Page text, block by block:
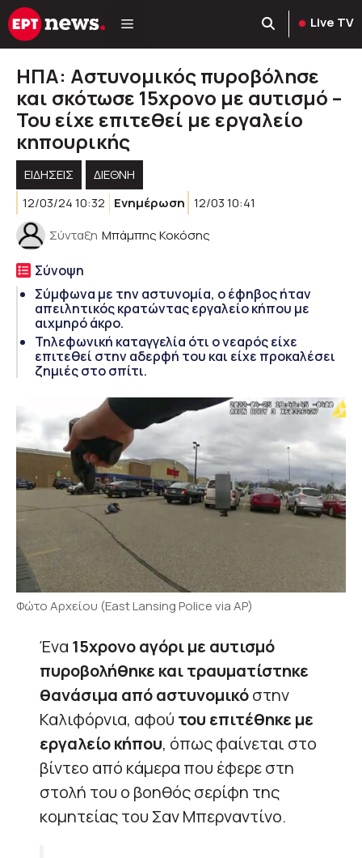
Μετάβαση
σε
Live TV
ΗΠΑ: Αστυνομικός πυροβόλησε
και σκότωσε 15χρονο με αυτισμό –
Του είχε επιτεθεί με εργαλείο
κηπουρικής
ΕΙΔΗΣΕΙΣ
ΔΙΕΘΝΗ
12/03/24 10:32
Ενημέρωση 12/03 10:41
Σύνταξη Μπάμπης Κοκόσης
Σύνοψη
Σύμφωνα με την αστυνομία, ο έφηβος ήταν
απειλητικός κρατώντας εργαλείο κήπου με
αιχμηρό άκρο.
Τηλεφωνική καταγγελία ότι ο νεαρός είχε
επιτεθεί στην αδερφή του και είχε προκαλέσει
ζημιές στο σπίτι.
Φώτο Αρχείου (East Lansing Police via AP)
Ένα 15χρονο αγόρι με αυτισμό
πυροβολήθηκε και τραυματίστηκε
θανάσιμα από αστυνομικόστην
Καλιφόρνια, αφού του επιτέθηκε με
εργαλείο κήπου, όπως φαίνεται στο
βίντεο από κάμερα που έφερε στη
στολή του ο βοηθός σερίφη της
κομητείας του Σαν Μπερναντίνο.